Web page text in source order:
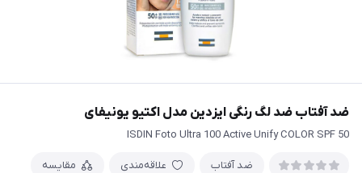
ضد آفتاب ضد لگ رنگی ایزدین مدل اکتیو یونیفای
ISDIN Foto Ultra 100 Active Unify COLOR SPF 50
ضد آفتاب علاقه‌مندی مقایسه